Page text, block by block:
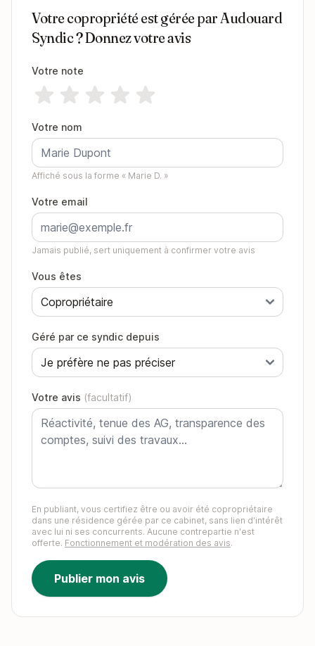
Votre copropriété est gérée par Audouard
Syndic ? Donnez votre avis
Votre note
Votre nom
Affiché sous la forme « Marie D. »
Votre email
Jamais publié, sert uniquement à confirmer votre avis
Vous êtes
Géré par ce syndic depuis
Votre avis (facultatif)
En publiant, vous certifiez être ou avoir été copropriétaire
dans une résidence gérée par ce cabinet, sans lien d'intérêt
avec lui ni ses concurrents. Aucune contrepartie n'est
offerte. Fonctionnement et modération des avis.
Publier mon avis